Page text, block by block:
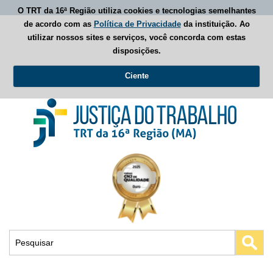
O TRT da 16ª Região utiliza cookies e tecnologias semelhantes
de acordo com as Política de Privacidadeda instituição. Ao
utilizar nossos sites e serviços, você concorda com estas
disposições.
Ciente